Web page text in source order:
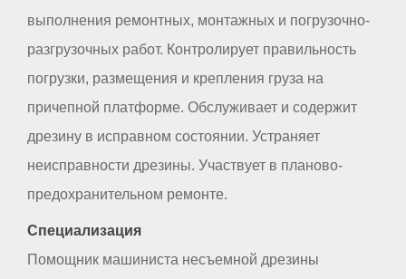
выполнения ремонтных, монтажных и погрузочно-
разгрузочных работ. Контролирует правильность
погрузки, размещения и крепления груза на
причепной платформе. Обслуживает и содержит
дрезину в исправном состоянии. Устраняет
неисправности дрезины. Участвует в планово-
предохранительном ремонте.
Специализация
Помощник машиниста несъемной дрезины